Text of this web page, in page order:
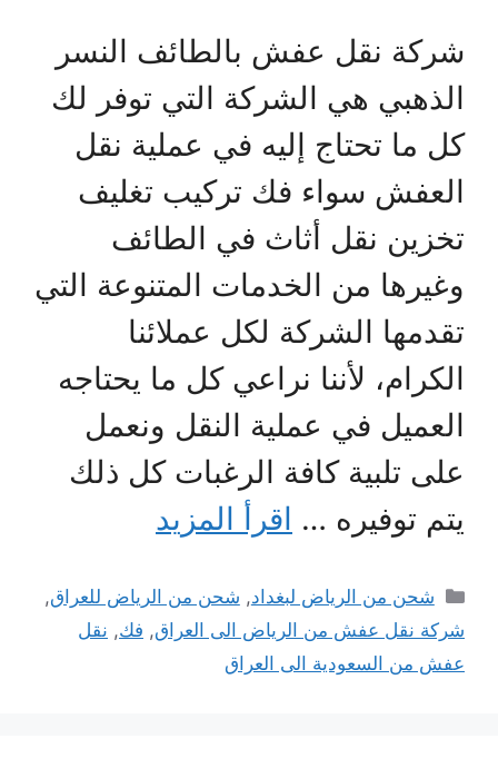
شركة نقل عفش بالطائف النسر
الذهبي هي الشركة التي توفر لك
كل ما تحتاج إليه في عملية نقل
العفش سواء فك تركيب تغليف
تخزين نقل أثاث في الطائف
وغيرها من الخدمات المتنوعة التي
تقدمها الشركة لكل عملائنا
الكرام، لأننا نراعي كل ما يحتاجه
العميل في عملية النقل ونعمل
على تلبية كافة الرغبات كل ذلك
يتم توفيره … اقرأ المزيد
التصنيفات
شحن من الرياض لبغداد, شحن من الرياض للعراق,
شركة نقل عفش من الرياض الى العراق, فك, نقل
عفش من السعودية الى العراق